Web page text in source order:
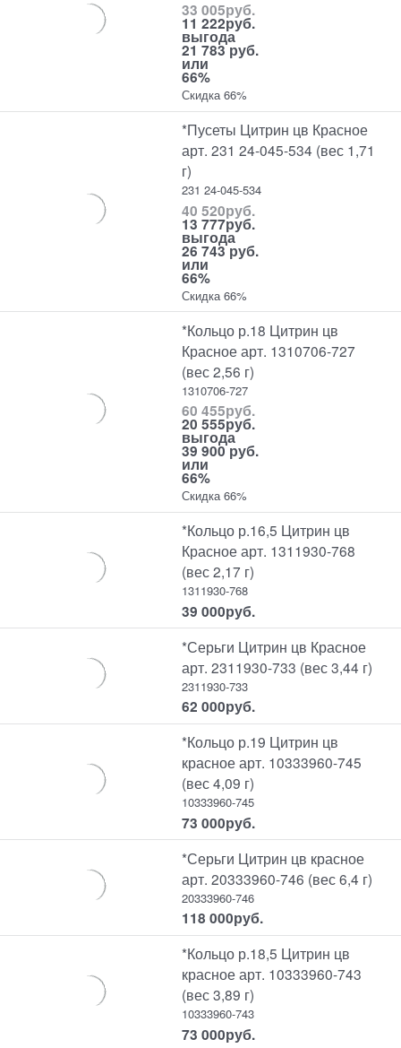
33 005руб.
11 222руб.
выгода
21 783 руб.
или
66%
Скидка 66%
*Пусеты Цитрин цв Красное
арт. 231 24-045-534 (вес 1,71
г)
231 24-045-534
40 520руб.
13 777руб.
выгода
26 743 руб.
или
66%
Скидка 66%
*Кольцо р.18 Цитрин цв
Красное арт. 1310706-727
(вес 2,56 г)
1310706-727
60 455руб.
20 555руб.
выгода
39 900 руб.
или
66%
Скидка 66%
*Кольцо р.16,5 Цитрин цв
Красное арт. 1311930-768
(вес 2,17 г)
1311930-768
39 000руб.
*Серьги Цитрин цв Красное
арт. 2311930-733 (вес 3,44 г)
2311930-733
62 000руб.
*Кольцо р.19 Цитрин цв
красное арт. 10333960-745
(вес 4,09 г)
10333960-745
73 000руб.
*Серьги Цитрин цв красное
арт. 20333960-746 (вес 6,4 г)
20333960-746
118 000руб.
*Кольцо р.18,5 Цитрин цв
красное арт. 10333960-743
(вес 3,89 г)
10333960-743
73 000руб.